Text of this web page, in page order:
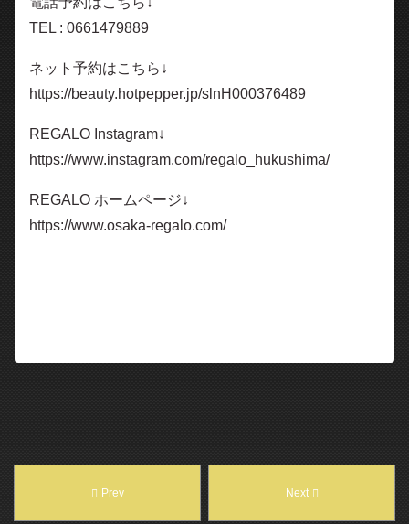
TEL : 0661479889
ネット予約はこちら↓
https://beauty.hotpepper.jp/slnH000376489
REGALO Instagram↓
https://www.instagram.com/regalo_hukushima/
REGALO ホームページ↓
https://www.osaka-regalo.com/
Prev Next